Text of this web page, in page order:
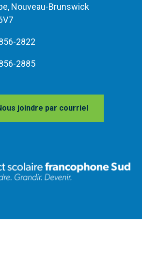
Nouveau-Brunswick
2822
2885
joindre par courriel